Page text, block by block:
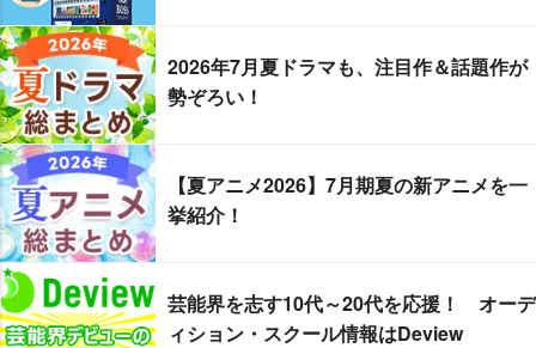
2026年7月夏ドラマも、注目作＆話題作が
勢ぞろい！
【夏アニメ2026】7月期夏の新アニメを一
挙紹介！
芸能界を志す10代～20代を応援！ オーデ
ィション・スクール情報はDeview